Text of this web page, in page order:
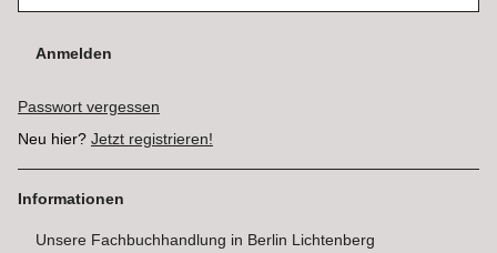
Anmelden
Passwort vergessen
Neu hier? Jetzt registrieren!
Informationen
Unsere Fachbuchhandlung in Berlin Lichtenberg